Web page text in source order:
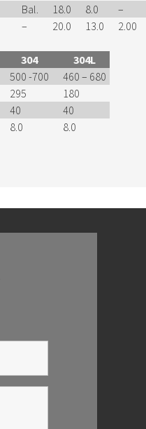
Bal. 18.0 8.0 –
– 20.0 13.0 2.00
304
304L
500 -700
460 – 680
295
180
40
40
8.0 8.0